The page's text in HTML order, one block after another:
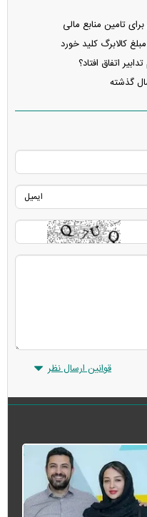
کالابرگ کلید خورد
گذشته
قوانین ارسال نظر